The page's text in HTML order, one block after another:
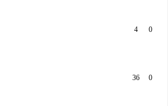
4 0
36 0